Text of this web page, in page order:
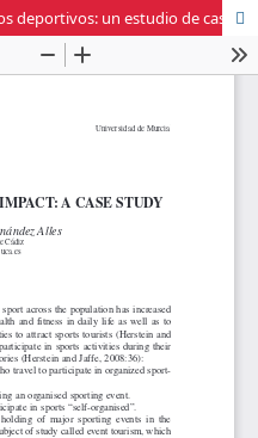
deportivos: un estudio de caso